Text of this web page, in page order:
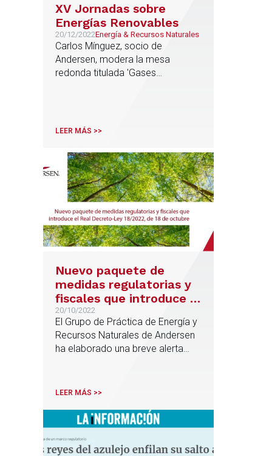
XV Jornadas sobre
Energías Renovables
20/12/2022Energía & Recursos Naturales
Carlos Mínguez, socio de
Andersen, modera la mesa
redonda titulada 'Gases
LEER MÁS >>
Nuevo paquete de
medidas regulatorias y
fiscales que introduce el
Real Decreto-Ley
18/2022, de 18 de
octubre
20/10/2022
El Grupo de Práctica de Energía y
Recursos Naturales de Andersen
ha elaborado una breve alerta
LEER MÁS >>